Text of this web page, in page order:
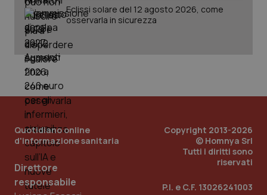
Eclissi solare del 12 agosto 2026, come
osservarla in sicurezza
Quotidiano online
d'informazione sanitaria
Direttore
responsabile
Copyright 2013-2026
© Homnya Srl
Tutti i diritti sono
riservati
P.I. e C.F. 13026241003
PHPSESSID
PHP.net
www.quotidianosanita.it